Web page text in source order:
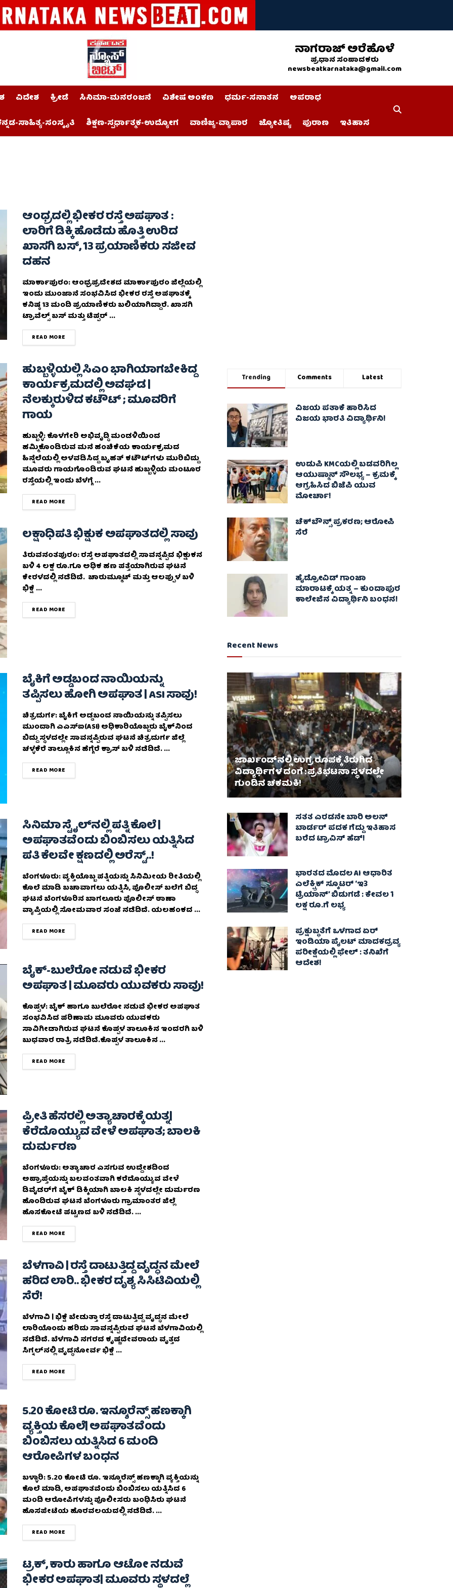
ನಾಗರಾಜ್ ಅರೆಹೊಳೆ
ಪ್ರಧಾನ ಸಂಪಾದಕರು
newsbeatkarnataka@gmail.com
ವಿದೇಶ ಕ್ರೀಡೆ ಸಿನಿಮಾ-ಮನರಂಜನೆ ವಿಶೇಷ ಅಂಕಣ ಧರ್ಮ-ಸನಾತನ
ಅಪರಾಧ
ಸಾಹಿತ್ಯ-ಸಂಸ್ಕೃತಿ
ಶಿಕ್ಷಣ-ಸ್ಪರ್ಧಾತ್ಮಕ-ಉದ್ಯೋಗ ವಾಣಿಜ್ಯ-ವ್ಯಾಪಾರ ಜ್ಯೋತಿಷ್ಯ ಪುರಾಣ ಇತಿಹಾಸ
ಆಂಧ್ರದಲ್ಲಿ ಭೀಕರ ರಸ್ತೆ ಅಪಘಾತ :
ಲಾರಿಗೆ ಡಿಕ್ಕಿ ಹೊಡೆದು ಹೊತ್ತಿ ಉರಿದ
ಖಾಸಗಿ ಬಸ್, 13 ಪ್ರಯಾಣಿಕರು ಸಜೀವ
ದಹನ
ಮಾರ್ಕಾಪುರಂ: ಆಂಧ್ರಪ್ರದೇಶದ ಮಾರ್ಕಾಪುರಂ ಜಿಲ್ಲೆಯಲ್ಲಿ
ಇಂದು ಮುಂಜಾನೆ ಸಂಭವಿಸಿದ ಭೀಕರ ರಸ್ತೆ ಅಪಘಾತಕ್ಕೆ
ಕನಿಷ್ಠ 13 ಮಂದಿ ಪ್ರಯಾಣಿಕರು ಬಲಿಯಾಗಿದ್ದಾರೆ. ಖಾಸಗಿ
ಟ್ರಾವೆಲ್ಸ್ ಬಸ್ ಮತ್ತು ಟಿಪ್ಪರ್ ...
READ MORE
ಹುಬ್ಬಳ್ಳಿಯಲ್ಲಿ ಸಿಎಂ ಭಾಗಿಯಾಗಬೇಕಿದ್ದ
ಕಾರ್ಯಕ್ರಮದಲ್ಲಿ ಅವಘಡ |
ನೆಲಕ್ಕುರುಳಿದ ಕಟೌಟ್ ; ಮೂವರಿಗೆ
ಗಾಯ
ಹುಬ್ಬಳ್ಳಿ: ಕೊಳಗೇರಿ ಅಭಿವೃದ್ಧಿ ಮಂಡಳಿಯಿಂದ
ಹಮ್ಮಿಕೊಂಡಿರುವ ಮನೆ ಹಂಚಿಕೆಯ ಕಾರ್ಯಕ್ರಮದ
ಹಿನ್ನೆಲೆಯಲ್ಲಿ ಅಳವಡಿಸಿದ್ದ ಬೃಹತ್ ಕಟೌಟ್‌ಗಳು ಮುರಿಬಿದ್ದು
ಮೂವರು ಗಾಯಗೊಂಡಿರುವ ಘಟನೆ ಹುಬ್ಬಳ್ಳಿಯ ಮಂಟೂರ
ರಸ್ತೆಯಲ್ಲಿ ಇಂದು ಬೆಳಗ್ಗೆ ...
READ MORE
ಲಕ್ಷಾಧಿಪತಿ ಭಿಕ್ಷುಕ ಅಪಘಾತದಲ್ಲಿ ಸಾವು
ತಿರುವನಂತಪುರಂ: ರಸ್ತೆ ಅಪಘಾತದಲ್ಲಿ ಸಾವನ್ನಪ್ಪಿದ ಭಿಕ್ಷುಕನ
ಬಳಿ 4 ಲಕ್ಷ ರೂ.ಗೂ ಅಧಿಕ ಹಣ ಪತ್ತೆಯಾಗಿರುವ ಘಟನೆ
ಕೇರಳದಲ್ಲಿ ನಡೆದಿದೆ. ಚಾರುಮ್ಮೂಟ್ ಮತ್ತು ಆಲಪ್ಪುಳ ಬಳಿ
ಭಿಕ್ಷೆ ...
READ MORE
ಬೈಕಿಗೆ ಅಡ್ಡಬಂದ‌ ನಾಯಿಯನ್ನು
ತಪ್ಪಿಸಲು ಹೋಗಿ ಅಪಘಾತ | ASI ಸಾವು!
ಚಿತ್ರದುರ್ಗ: ಬೈಕಿಗೆ ಅಡ್ಡಬಂದ‌ ನಾಯಿಯನ್ನು ತಪ್ಪಿಸಲು
ಮುಂದಾಗಿ ಎಎಸ್‌ಐ(ASI) ಅಧಿಕಾರಿಯೊಬ್ಬರು ಬೈಕ್‌ನಿಂದ
ಬಿದ್ದು ಸ್ಥಳದಲ್ಲೇ ಸಾವನ್ನಪ್ಪಿರುವ ಘಟನೆ ಚಿತ್ರದುರ್ಗ ಜಿಲ್ಲೆ
ಚಳ್ಳಕೆರೆ ತಾಲ್ಲೂಕಿನ ಹೆಗ್ಗೆರೆ ಕ್ರಾಸ್ ಬಳಿ ನಡೆದಿದೆ. ...
READ MORE
ಸಿನಿಮಾ ಸ್ಟೈಲ್‌ನಲ್ಲಿ ಪತ್ನಿ ಕೊಲೆ |
ಅಪಘಾತವೆಂದು ಬಿಂಬಿಸಲು ಯತ್ನಿಸಿದ
ಪತಿ ಕೆಲವೇ ಕ್ಷಣದಲ್ಲಿ ಅರೆಸ್ಟ್..!
ಬೆಂಗಳೂರು: ವ್ಯಕ್ತಿಯೊಬ್ಬ ಪತ್ನಿಯನ್ನು ಸಿನಿಮೀಯ ರೀತಿಯಲ್ಲಿ
ಕೊಲೆ ಮಾಡಿ ಬಚಾವಾಗಲು ಯತ್ನಿಸಿ, ಪೊಲೀಸ್ ಬಲೆಗೆ ಬಿದ್ಧ
ಘಟನೆ ಬೆಂಗಳೂರಿನ ಬಾಗಲೂರು ಪೊಲೀಸ್ ಠಾಣಾ
ವ್ಯಾಪ್ತಿಯಲ್ಲಿ ಸೋಮವಾರ ಸಂಜೆ ನಡೆದಿದೆ. ಯಲಹಂಕದ ...
READ MORE
ಬೈಕ್‌-ಬುಲೆರೋ ನಡುವೆ ಭೀಕರ
ಅಪಘಾತ | ಮೂವರು ಯುವಕರು ಸಾವು!
ಕೊಪ್ಪಳ: ಬೈಕ್​ ಹಾಗೂ ಬುಲೆರೋ ನಡುವೆ ಭೀಕರ ಅಪಘಾತ
ಸಂಭವಿಸಿದ ಪರಿಣಾಮ ಮೂವರು ಯುವಕರು
ಸಾವಿಗೀಡಾಗಿರುವ ಘಟನೆ ಕೊಪ್ಪಳ ತಾಲೂಕಿನ ಇಂದರಗಿ ಬಳಿ
ಬುಧವಾರ ರಾತ್ರಿ ನಡೆದಿದೆ.ಕೊಪ್ಪಳ ತಾಲೂಕಿನ ...
READ MORE
ಪ್ರೀತಿ ಹೆಸರಲ್ಲಿ ಅತ್ಯಾಚಾರಕ್ಕೆ ಯತ್ನ|
ಕೆರೆದೊಯ್ಯುವ ವೇಳೆ ಅಪಘಾತ; ಬಾಲಕಿ
ದುರ್ಮರಣ
ಬೆಂಗಳೂರು: ಅತ್ಯಾಚಾರ ಎಸಗುವ ಉದ್ದೇಶದಿಂದ
ಅಪ್ರಾಪ್ತೆಯನ್ನು ಬಲವಂತವಾಗಿ ಕರೆದೊಯ್ಯುವ ವೇಳೆ
ಡಿವೈಡರ್​ಗೆ ಬೈಕ್​ ಡಿಕ್ಕಿಯಾಗಿ ಬಾಲಕಿ ಸ್ಥಳದಲ್ಲೇ ದುರ್ಮರಣ
ಹೊಂದಿರುವ ಘಟನೆ ಬೆಂಗಳೂರು ಗ್ರಾಮಾಂತರ ಜಿಲ್ಲೆ
ಹೊಸಕೋಟೆ ಪಟ್ಟಣದ ಬಳಿ ನಡೆದಿದೆ. ...
READ MORE
ಬೆಳಗಾವಿ | ರಸ್ತೆ ದಾಟುತ್ತಿದ್ದ ವೃದ್ಧನ ಮೇಲೆ
ಹರಿದ ಲಾರಿ.. ಭೀಕರ ದೃಶ್ಯ ಸಿಸಿಟಿವಿಯಲ್ಲಿ
ಸೆರೆ!
ಬೆಳಗಾವಿ | ಭಿಕ್ಷೆ ಬೇಡುತ್ತಾ ರಸ್ತೆ ದಾಟುತ್ತಿದ್ದ ವೃದ್ಧನ ಮೇಲೆ
ಲಾರಿಯೊಂದು ಹರಿದು ಸಾವನ್ನಪ್ಪಿರುವ ಘಟನೆ ಬೆಳಗಾವಿಯಲ್ಲಿ
ನಡೆದಿದೆ. ಬೆಳಗಾವಿ ನಗರದ ಕೃಷ್ಣದೇವರಾಯ ವೃತ್ತದ
ಸಿಗ್ನಲ್‌ನಲ್ಲಿ ವೃದ್ಧನೋರ್ವ ಭಿಕ್ಷೆ ...
READ MORE
5.20 ಕೋಟಿ ರೂ. ಇನ್ಶೂರೆನ್ಸ್ ಹಣಕ್ಕಾಗಿ
ವ್ಯಕ್ತಿಯ ಕೊಲೆ| ಅಪಘಾತವೆಂದು
ಬಿಂಬಿಸಲು ಯತ್ನಿಸಿದ 6 ಮಂದಿ
ಆರೋಪಿಗಳ ಬಂಧನ
ಬಳ್ಳಾರಿ: 5.20 ಕೋಟಿ ರೂ. ಇನ್ಶೂರೆನ್ಸ್ ಹಣಕ್ಕಾಗಿ ವ್ಯಕ್ತಿಯನ್ನು
ಕೊಲೆ ಮಾಡಿ, ಅಪಘಾತವೆಂದು ಬಿಂಬಿಸಲು ಯತ್ನಿಸಿದ 6
ಮಂದಿ ಆರೋಪಿಗಳನ್ನು ಪೊಲೀಸರು ಬಂಧಿಸಿರು ಘಟನೆ
ಹೊಸಪೇಟೆಯ ಹೊರವಲಯದಲ್ಲಿ ನಡೆದಿದೆ. ...
READ MORE
ಟ್ರಕ್‌, ಕಾರು ಹಾಗೂ ಆಟೋ ನಡುವೆ
ಭೀಕರ ಅಪಘಾತ| ಮೂವರು ಸ್ಥಳದಲ್ಲೆ
Trending Comments Latest
ವಿಜಯ ಪತಾಕೆ ಹಾರಿಸಿದ
ವಿಜಯ ಭಾರತಿ ವಿದ್ಯಾರ್ಥಿನಿ!
ಉಡುಪಿ KMCಯಲ್ಲಿ ಬಡವರಿಗಿಲ್ಲ
ಆಯುಷ್ಮಾನ್ ಸೌಲಭ್ಯ – ಕ್ರಮಕ್ಕೆ
ಆಗ್ರಹಿಸಿದ ಬಿಜೆಪಿ ಯುವ
ಮೋರ್ಚಾ!
ಚೆಕ್​ಬೌನ್ಸ್​ ಪ್ರಕರಣ; ಆರೋಪಿ
ಸೆರೆ
ಹೈಡ್ರೋವಿಡ್ ಗಾಂಜಾ
ಮಾರಾಟಕ್ಕೆ ಯತ್ನ – ಕುಂದಾಪುರ
ಕಾಲೇಜಿನ ವಿದ್ಯಾರ್ಥಿನಿ ಬಂಧನ!
Recent News
ಜಾರ್ಖಂಡ್‌ನಲ್ಲಿ ಉಗ್ರ ರೂಪಕ್ಕೆ ತಿರುಗಿದ
ವಿದ್ಯಾರ್ಥಿಗಳ ದಂಗೆ : ಪ್ರತಿಭಟನಾ ಸ್ಥಳದಲ್ಲೇ
ಗುಂಡಿನ ಚಕಮಕಿ!
ಸತತ ಎರಡನೇ ಬಾರಿ ಅಲನ್
ಬಾರ್ಡರ್ ಪದಕ ಗೆದ್ದು ಇತಿಹಾಸ
ಬರೆದ ಟ್ರಾವಿಸ್ ಹೆಡ್!
ಭಾರತದ ಮೊದಲ AI ಆಧಾರಿತ
ಎಲೆಕ್ಟ್ರಿಕ್ ಸ್ಕೂಟರ್ ‘ಇ3
ಟ್ರಿಯಾನ್’ ಬಿಡುಗಡೆ : ಕೇವಲ 1
ಲಕ್ಷ ರೂ.ಗೆ ಲಭ್ಯ
ಪ್ರಕ್ಷುಬ್ಧತೆಗೆ ಒಳಗಾದ ಏರ್
ಇಂಡಿಯಾ ಪೈಲಟ್ ಮಾದಕದ್ರವ್ಯ
ಪರೀಕ್ಷೆಯಲ್ಲಿ ಫೇಲ್ : ತನಿಖೆಗೆ
ಆದೇಶ!